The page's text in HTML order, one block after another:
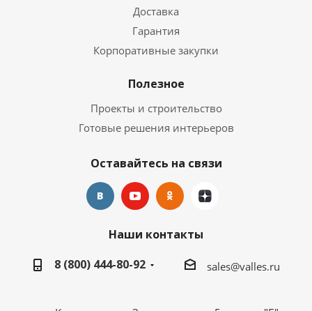
Доставка
Гарантия
Корпоративные закупки
Полезное
Проекты и строительство
Готовые решения интерьеров
Оставайтесь на связи
Наши контакты
8 (800) 444-80-92
sales@valles.ru